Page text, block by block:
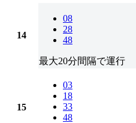
14
08
28
48
最大20分間隔で運行
15
03
18
33
48